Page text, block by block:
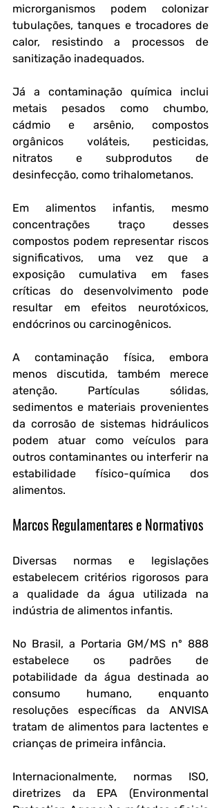
microrganismos podem colonizar
tubulações, tanques e trocadores de
calor, resistindo a processos de
sanitização inadequados.
Já a contaminação química inclui
metais pesados como chumbo,
cádmio e arsênio, compostos
orgânicos voláteis, pesticidas,
nitratos e subprodutos de
desinfecção, como trihalometanos.
Em alimentos infantis, mesmo
concentrações traço desses
compostos podem representar riscos
significativos, uma vez que a
exposição cumulativa em fases
críticas do desenvolvimento pode
resultar em efeitos neurotóxicos,
endócrinos ou carcinogênicos.
A contaminação física, embora
menos discutida, também merece
atenção. Partículas sólidas,
sedimentos e materiais provenientes
da corrosão de sistemas hidráulicos
podem atuar como veículos para
outros contaminantes ou interferir na
estabilidade físico-química dos
alimentos.
Marcos Regulamentares e Normativos
Diversas normas e legislações
estabelecem critérios rigorosos para
a qualidade da água utilizada na
indústria de alimentos infantis.
No Brasil, a Portaria GM/MS nº 888
estabelece os padrões de
potabilidade da água destinada ao
consumo humano, enquanto
resoluções específicas da ANVISA
tratam de alimentos para lactentes e
crianças de primeira infância.
Internacionalmente, normas ISO,
diretrizes da EPA (Environmental